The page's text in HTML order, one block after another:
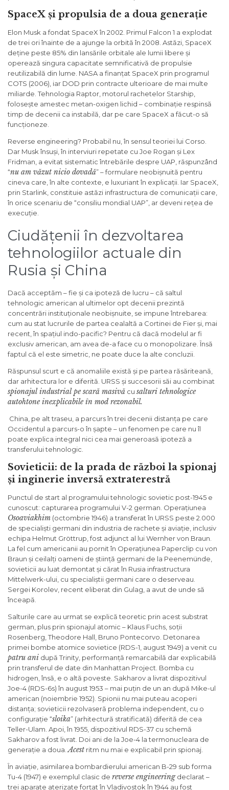
SpaceX și propulsia de a doua generație
Elon Musk a fondat SpaceX în 2002. Primul Falcon 1 a explodat
de trei ori înainte de a ajunge la orbită în 2008. Astăzi, SpaceX
deține peste 85% din lansările orbitale ale lumii libere și
operează singura capacitate semnificativă de propulsie
reutilizabilă din lume. NASA a finanțat SpaceX prin programul
COTS (2006), iar DOD prin contracte ulterioare de mai multe
miliarde. Tehnologia Raptor, motorul rachetelor Starship,
folosește amestec metan-oxigen lichid – combinație respinsă
timp de decenii ca instabilă, dar pe care SpaceX a făcut-o să
funcționeze.
Reverse engineering? Probabil nu, în sensul teoriei lui Corso.
Dar Musk însuși, în interviuri repetate cu Joe Rogan și Lex
Fridman, a evitat sistematic întrebările despre UAP, răspunzând
“nu am văzut nicio dovadă” – formulare neobișnuită pentru
cineva care, în alte contexte, e luxuriant în explicații. Iar SpaceX,
prin Starlink, constituie astăzi infrastructura de comunicații care,
în orice scenariu de “consiliu mondial UAP”, ar deveni rețea de
execuție.
Ciudățenii în dezvoltarea
tehnologiilor actuale din
Rusia și China
Dacă acceptăm – fie și ca ipoteză de lucru – că saltul
tehnologic american al ultimelor opt decenii prezintă
concentrări instituționale neobișnuite, se impune întrebarea:
cum au stat lucrurile de partea cealaltă a Cortinei de Fier și, mai
recent, în spațiul indo-pacific? Pentru că dacă modelul ar fi
exclusiv american, am avea de-a face cu o monopolizare. Însă
faptul că el este simetric, ne poate duce la alte concluzii.
Răspunsul scurt e că anomaliile există și pe partea răsăriteană,
dar arhitectura lor e diferită. URSS și succesorii săi au combinat
spionajul industrial pe scară masivă cu salturi tehnologice
autohtone inexplicabile în mod rezonabil.
China, pe alt traseu, a parcurs în trei decenii distanța pe care
Occidentul a parcurs-o în șapte – un fenomen pe care nu îl
poate explica integral nici cea mai generoasă ipoteză a
transferului tehnologic.
Sovieticii: de la prada de război la spionaj
și inginerie inversă extraterestră
Punctul de start al programului tehnologic sovietic post-1945 e
cunoscut: capturarea programului V-2 german. Operațiunea
Osoaviakhim (octombrie 1946) a transferat în URSS peste 2.000
de specialiști germani din industria de rachete și aviație, inclusiv
echipa Helmut Gröttrup, fost adjunct al lui Wernher von Braun.
La fel cum americanii au pornit în Operațiunea Paperclip cu von
Braun și ceilalți oameni de știință germani de la Peenemünde,
sovieticii au luat demontat și cărat în Rusia infrastructura
Mittelwerk-ului, cu specialiștii germani care o deserveau.
Sergei Korolev, recent eliberat din Gulag, a avut de unde să
înceapă.
Salturile care au urmat se explică teoretic prin acest substrat
german, plus prin spionajul atomic – Klaus Fuchs, soții
Rosenberg, Theodore Hall, Bruno Pontecorvo. Detonarea
primei bombe atomice sovietice (RDS-1, august 1949) a venit cu
patru ani după Trinity, performanță remarcabilă dar explicabilă
prin transferul de date din Manhattan Project. Bomba cu
hidrogen, însă, e o altă poveste. Sakharov a livrat dispozitivul
Joe-4 (RDS-6s) în august 1953 – mai puțin de un an după Mike-ul
american (noiembrie 1952). Spionii nu mai puteau acoperi
distanța; sovieticii rezolvaseră problema independent, cu o
configurație “sloika” (arhitectură stratificată) diferită de cea
Teller-Ulam. Apoi, în 1955, dispozitivul RDS-37 cu schemă
Sakharov a fost livrat. Doi ani de la Joe-4 la termonucleara de
generație a doua. Acest ritm nu mai e explicabil prin spionaj.
În aviație, asimilarea bombardierului american B-29 sub forma
Tu-4 (1947) e exemplul clasic de reverse engineeringdeclarat –
trei aparate aterizate forțat în Vladivostok în 1944 au fost